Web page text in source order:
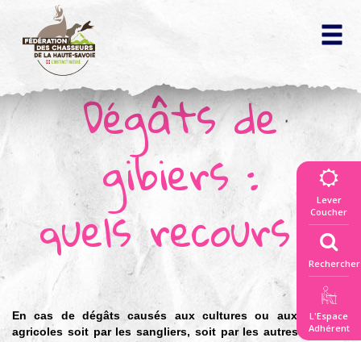
La fédération
des chasseurs
Vivre la nature
▼
Connaitre
la règlementation
▼
Répertoire
des actes officiels
Découvrir la faune
Lever
Coucher
Rechercher
L'Espace
Adhérent
Dégâts de
gibiers :
quels recours ?
En cas de dégâts causés aux cultures ou aux récoltes
agricoles soit par les sangliers, soit par les autres espèces